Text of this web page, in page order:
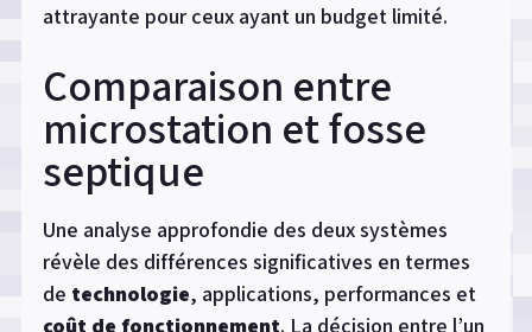
attrayante pour ceux ayant un budget limité.
Comparaison entre
microstation et fosse
septique
Une analyse approfondie des deux systèmes
révèle des différences significatives en termes
de technologie, applications, performances et
coût de fonctionnement. La décision entre l’un